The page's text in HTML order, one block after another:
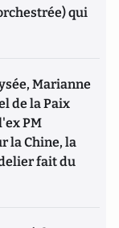
qui
Marianne
de la Paix
PM
la Chine, la
fait du